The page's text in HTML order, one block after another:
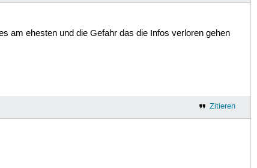
am ehesten und die Gefahr das die Infos verloren gehen
Zitieren